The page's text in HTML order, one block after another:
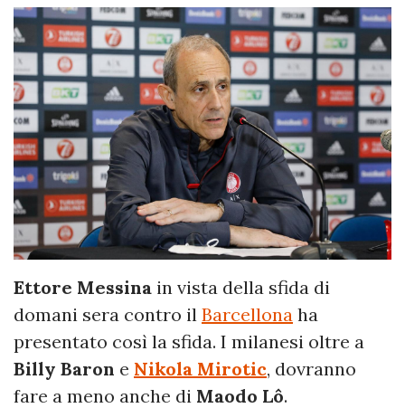
Ettore Messina in vista della sfida di
domani sera contro il Barcellona ha
presentato così la sfida. I milanesi oltre a
Billy Baron e Nikola Mirotic, dovranno
fare a meno anche di Maodo Lô.